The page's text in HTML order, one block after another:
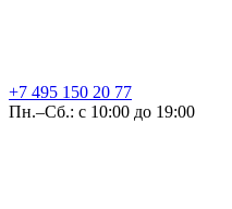
+7 495 150 20 77
Пн.–Сб.: с 10:00 до 19:00